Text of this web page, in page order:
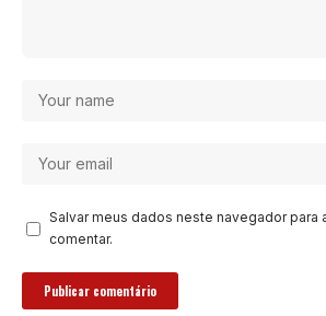
Salvar meus dados neste navegador para
comentar.